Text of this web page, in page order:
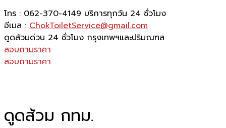
โทร : 062-370-4149 บริการทุกวัน 24 ชั่วโมง
อีเมล : ChokToiletService@gmail.com
ดูดส้วมด่วน 24 ชั่วโมง กรุงเทพฯและปริมณฑล
สอบถามราคา
สอบถามราคา
ดูดส้วม กทม.